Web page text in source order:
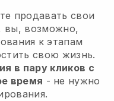
продавать свои
вы, возможно,
к этапам
свою жизнь.
в пару кликов с
время - не нужно